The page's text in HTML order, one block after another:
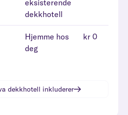
eksisterende
dekkhotell
Hjemme hos
deg
kr 0
dekkhotell inkluderer